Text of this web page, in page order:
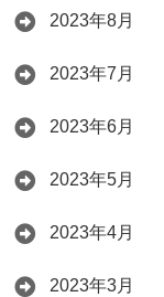
2023年8月
2023年7月
2023年6月
2023年5月
2023年4月
2023年3月